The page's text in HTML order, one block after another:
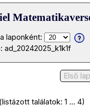
laponként:
Első lap
találatok: 1 ... 4)